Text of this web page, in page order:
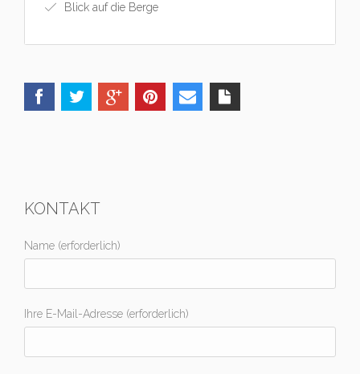
Blick auf die Berge
KONTAKT
Name (erforderlich)
Ihre E-Mail-Adresse (erforderlich)